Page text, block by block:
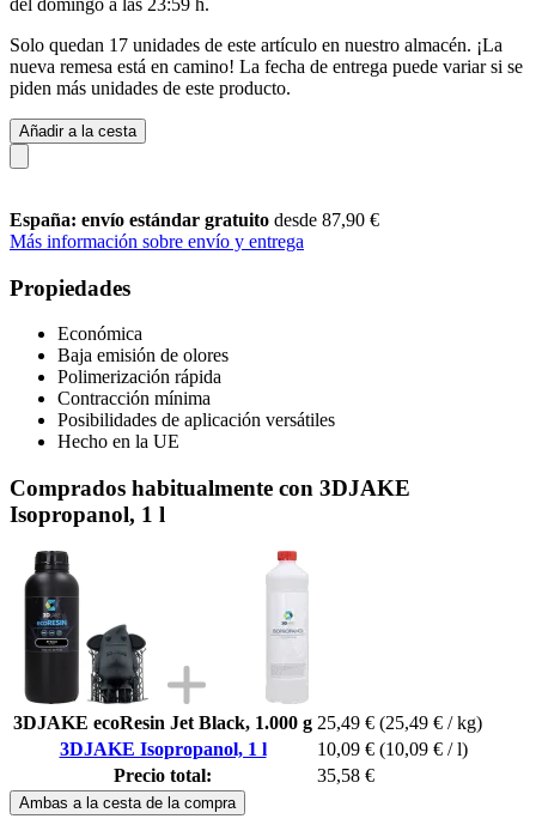
Solo quedan 17 unidades de este artículo en nuestro almacén. ¡La
nueva remesa está en camino! La fecha de entrega puede variar si se
piden más unidades de este producto.
Añadir a la cesta
España: envío estándar gratuito desde 87,90 €
Más información sobre envío y entrega
Propiedades
Económica
Baja emisión de olores
Polimerización rápida
Contracción mínima
Posibilidades de aplicación versátiles
Hecho en la UE
Comprados habitualmente con 3DJAKE
Isopropanol, 1 l
3DJAKE ecoResin Jet Black, 1.000 g 25,49 € (25,49 € / kg)
3DJAKE Isopropanol, 1 l
10,09 € (10,09 € / l)
Precio total:
35,58 €
Ambas a la cesta de la compra